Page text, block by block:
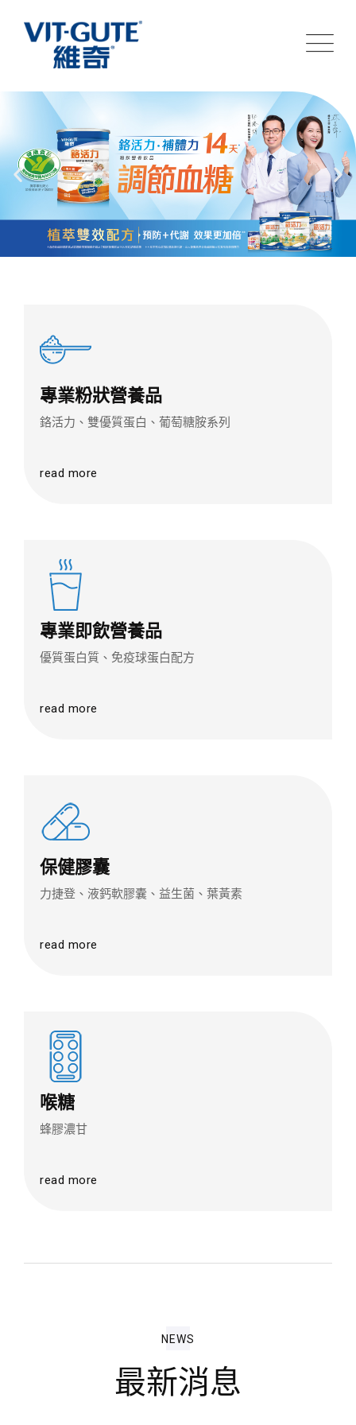
專業粉狀營養品
鉻活力、雙優質蛋白、葡萄糖胺系列
read more
專業即飲營養品
優質蛋白質、免疫球蛋白配方
read more
保健膠囊
力捷登、液鈣軟膠囊、益生菌、葉黃素
read more
喉糖
蜂膠濃甘
read more
NEWS
最新消息